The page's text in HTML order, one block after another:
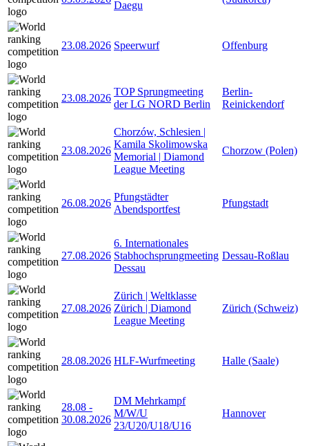
Daegu
23.08.2026 Speerwurf Offenburg
23.08.2026
TOP Sprungmeeting
der LG NORD Berlin
Berlin-
Reinickendorf
23.08.2026
Chorzów, Schlesien |
Kamila Skolimowska
Memorial | Diamond
League Meeting
Chorzow (Polen)
26.08.2026
Pfungstädter
Abendsportfest
Pfungstadt
27.08.2026
6. Internationales
Stabhochsprungmeeting
Dessau
Dessau-Roßlau
27.08.2026
Zürich | Weltklasse
Zürich | Diamond
League Meeting
Zürich (Schweiz)
28.08.2026 HLF-Wurfmeeting Halle (Saale)
28.08 -
30.08.2026
DM Mehrkampf
M/W/U
23/U20/U18/U16
Hannover